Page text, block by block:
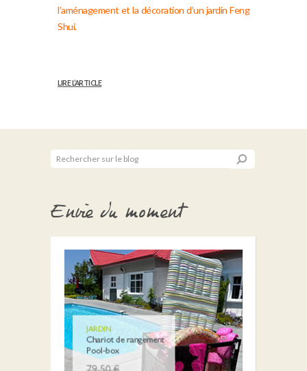
l’aménagement et la décoration d’un jardin Feng
Shui.
LIRE L’ARTICLE
Envie du moment